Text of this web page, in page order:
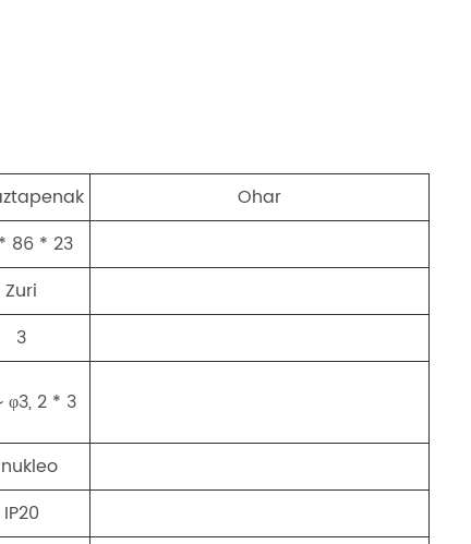
Ohar
86 * 23
Zuri
3
φ3, 2 * 3
IP20